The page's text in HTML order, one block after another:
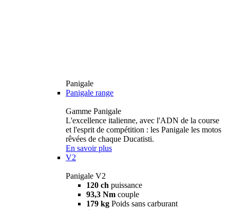
Panigale
Panigale range
Gamme Panigale
L'excellence italienne, avec l'ADN de la course
et l'esprit de compétition : les Panigale les motos
rêvées de chaque Ducatisti.
En savoir plus
V2
Panigale V2
120 ch puissance
93,3 Nm couple
179 kg Poids sans carburant